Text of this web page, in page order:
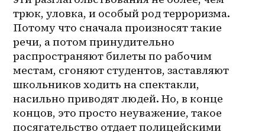
трюк, уловка, и особый род терроризма.
Потому что сначала произносят такие
речи, а потом принудительно
распространяют билеты по рабочим
местам, сгоняют студентов, заставляют
школьников ходить на спектакли,
насильно приводят людей. Но, в конце
концов, это просто неуважение, такое
посягательство отдает полицейскими